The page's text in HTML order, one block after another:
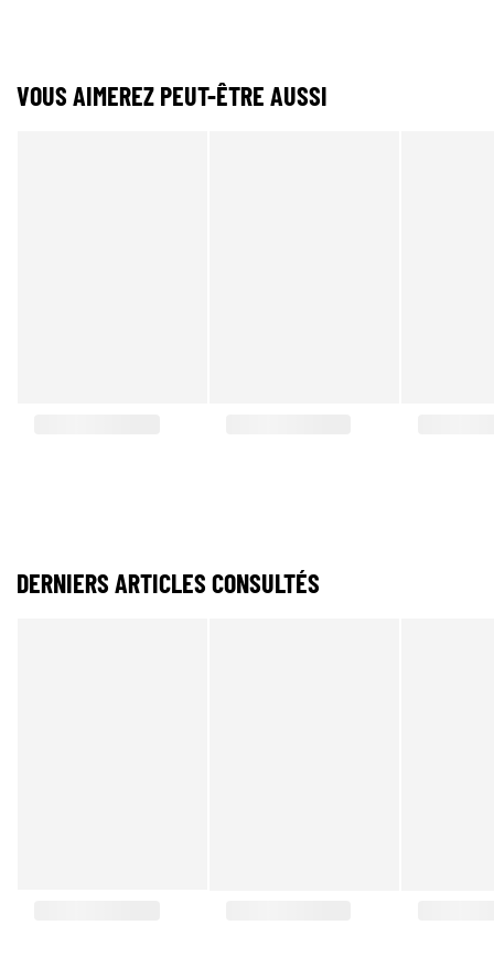
VOUS AIMEREZ PEUT-ÊTRE AUSSI
DERNIERS ARTICLES CONSULTÉS